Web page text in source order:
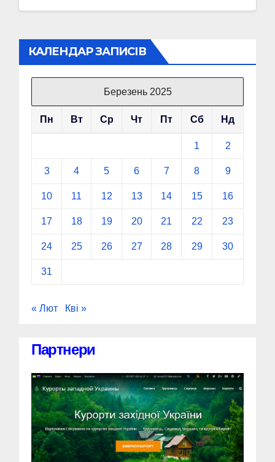
КАЛЕНДАР ЗАПИСІВ
Березень 2025
Пн Вт Ср Чт Пт Сб Нд
1 2
3 4 5 6 7 8 9
10 11 12 13 14 15 16
17 18 19 20 21 22 23
24 25 26 27 28 29 30
31
« Лют Кві »
Партнери